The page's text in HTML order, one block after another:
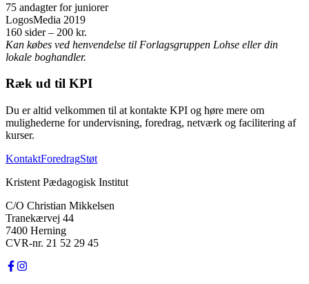
75 andagter for juniorer
LogosMedia 2019
160 sider – 200 kr.
Kan købes ved henvendelse til Forlagsgruppen Lohse eller din
lokale boghandler.
Ræk ud til KPI
Du er altid velkommen til at kontakte KPI og høre mere om
mulighederne for undervisning, foredrag, netværk og facilitering af
kurser.
KontaktForedragStøt
Kristent Pædagogisk Institut
C/O Christian Mikkelsen
Tranekærvej 44
7400 Herning
CVR-nr. 21 52 29 45